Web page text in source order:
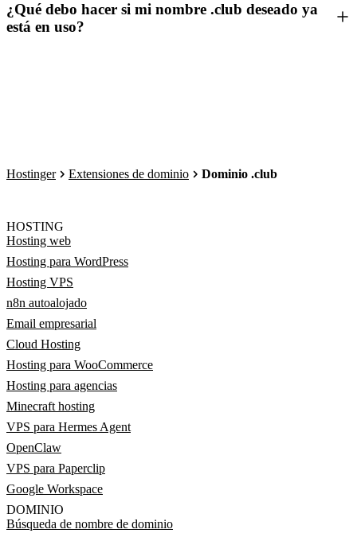
¿Qué debo hacer si mi nombre .club deseado ya
está en uso?
Hostinger Extensiones de dominio Dominio .club
HOSTING
Hosting web
Hosting para WordPress
Hosting VPS
n8n autoalojado
Email empresarial
Cloud Hosting
Hosting para WooCommerce
Hosting para agencias
Minecraft hosting
VPS para Hermes Agent
OpenClaw
VPS para Paperclip
Google Workspace
DOMINIO
Búsqueda de nombre de dominio